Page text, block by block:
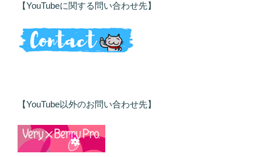
【YouTubeに関する問い合わせ先】
【YouTube以外のお問い合わせ先】